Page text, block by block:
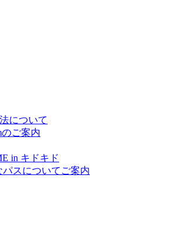
について
のご案内
in キドキド
パスについてご案内